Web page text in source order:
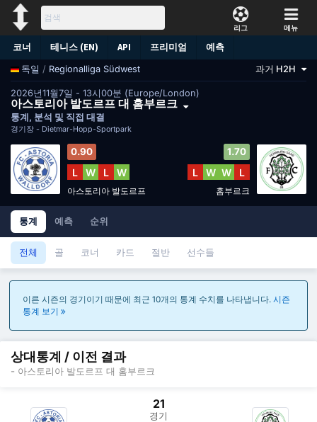
리그 메뉴
코너 테니스 (EN) API 프리미엄 예측
독일 / Regionalliga Südwest 과거 H2H
2026년11월7일 - 13시00분 (Europe/London)
아스토리아 발도르프 대 홈부르크
통계, 분석 및 직접 대결
경기장 - Dietmar-Hopp-Sportpark
0.90
L W L W
아스토리아 발도르프
1.70
L W W L
홈부르크
통계 예측 순위
전체 골 코너 카드 절반 선수들
이른 시즌의 경기이기 때문에 최근 10개의 통계 수치를 나타냅니다. 시즌
통계 보기
상대통계 / 이전 결과
- 아스토리아 발도르프 대 홈부르크
21
경기